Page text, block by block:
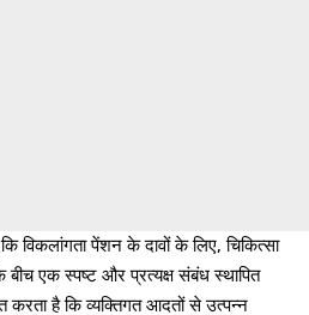
विकलांगता पेंशन के दावों के लिए, चिकित्सा
बीच एक स्पष्ट और प्रत्यक्ष संबंध स्थापित
करता है कि व्यक्तिगत आदतों से उत्पन्न